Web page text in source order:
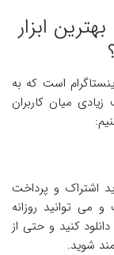
چرا این سایت InstaChecker بهترین ابزار
است که به
میان کاربران
اشتراک و پرداخت
می توانید روزانه
کنید و حتی از
شوید.